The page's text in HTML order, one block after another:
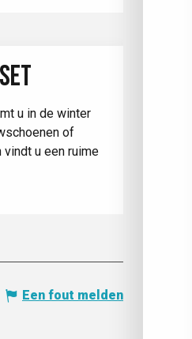
u in de winter
of
vindt u een ruime
Een fout melden